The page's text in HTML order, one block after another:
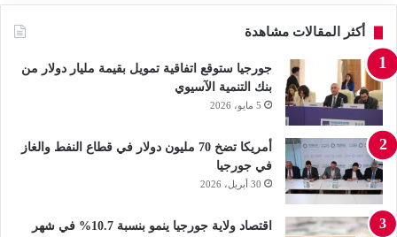
أكثر المقالات مشاهدة
جورجيا ستوقع اتفاقية تمويل بقيمة مليار دولار من
بنك التنمية الآسيوي
5 مايو، 2026
أمريكا تضخ 70 مليون دولار في قطاع النفط والغاز
في جورجيا
30 أبريل، 2026
اقتصاد ولاية جورجيا ينمو بنسبة 10.7% في شهر